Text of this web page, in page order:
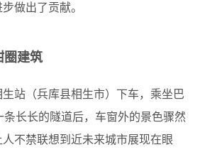
做出了贡献。
圈建筑
站（兵库县相生市）下车，乘坐巴
长长的隧道后，车窗外的景色骤然
不禁联想到近未来城市展现在眼